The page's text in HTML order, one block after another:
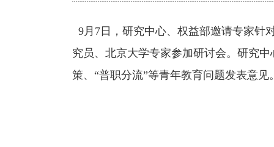
9月 7 日，研究中心、权益部邀请专家针
究员、北京大学专家参加研讨会。研究
策、“普职分流”等青年教育问题发表意